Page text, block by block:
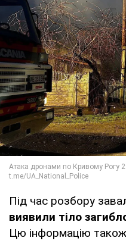
Під час розбору
виявили тіло
Цю інформацію також